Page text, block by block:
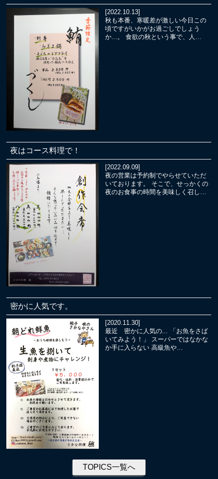
[2022.10.13]
秋も本番、寒暖差が激しい今日この
頃ですがいかがお過ごしでしょう
か...。 食欲の秋という事で、人…
夜はコース料理で！
[2022.09.09]
夜の営業は予約制でやらせていただ
いております。 そこで、せっかくの
夜のお食事の時間を美味しく召し…
密かに人気です。
[2020.11.30]
最近 密かに人気の... 「お魚をさば
いてみよう！」 スーパーではなかな
か手に入らない 高級魚や…
TOPICS一覧へ